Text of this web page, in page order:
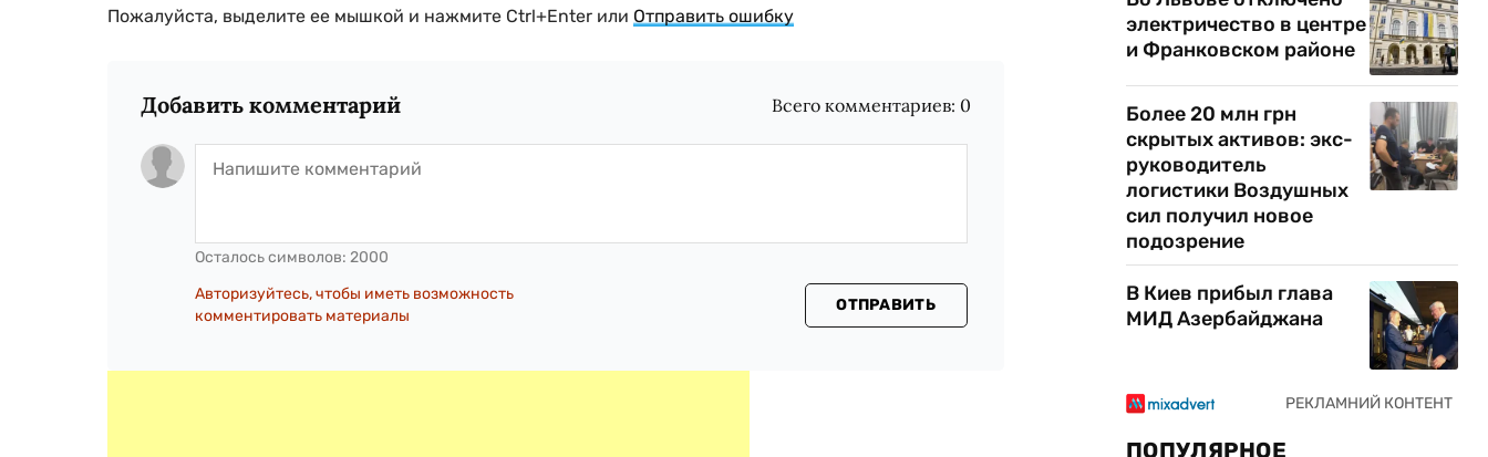
Пожалуйста, выделите ее мышкой и нажмите Ctrl+Enter или Отправить ошибку
Добавить комментарий Всего комментариев: 0
Осталось символов: 2000
Авторизуйтесь, чтобы иметь возможность
комментировать материалы
ОТПРАВИТЬ
электричество в центре
и Франковском районе
Более 20 млн грн
скрытых активов: экс-
руководитель
логистики Воздушных
сил получил новое
подозрение
В Киев прибыл глава
МИД Азербайджана
ПОПУЛЯРНОЕ